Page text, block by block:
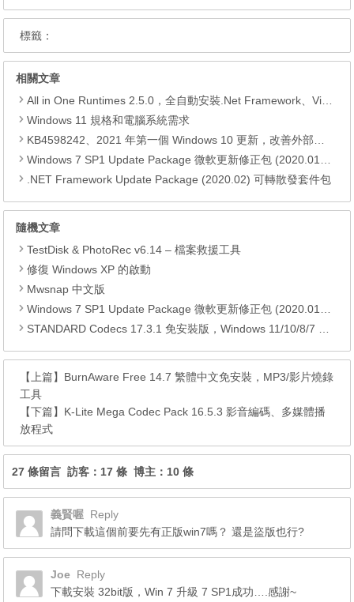
標籤：
相關文章
All in One Runtimes 2.5.0，全自動安裝.Net Framework、Visual C++、DirectX、Flash Player、JRE
Windows 11 規格和電腦系統需求
KB4598242、2021 年第一個 Windows 10 更新，改善外部裝置安全性、解決HTTPS安全漏洞、印表機呼叫(RPC)漏洞
Windows 7 SP1 Update Package 微軟更新修正包 (2020.01月份)
.NET Framework Update Package (2020.02) 可轉散發套件包
隨機文章
TestDisk & PhotoRec v6.14 – 檔案救援工具
修復 Windows XP 的啟動
Mwsnap 中文版
Windows 7 SP1 Update Package 微軟更新修正包 (2020.01月份)
STANDARD Codecs 17.3.1 免安裝版，Windows 11/10/8/7 專用影音編碼包
【上篇】 BurnAware Free 14.7 繁體中文免安裝，MP3/影片燒錄
工具
【下篇】 K-Lite Mega Codec Pack 16.5.3 影音編碼、多媒體播
放程式
27 條留言 訪客：17 條 博主：10 條
義賢喔 Reply
請問下載這個前要先有正版win7嗎？ 還是盜版也行?
Joe Reply
下載安裝 32bit版，Win 7 升級 7 SP1成功….感謝~